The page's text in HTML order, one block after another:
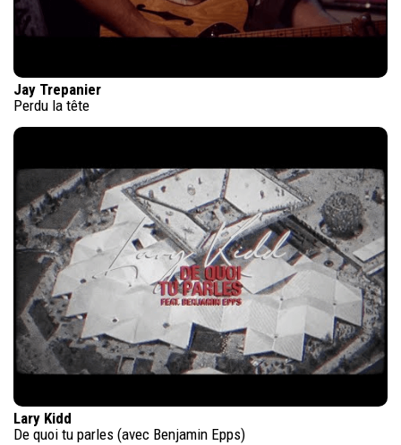
Jay Trepanier
Perdu la tête
Lary Kidd
De quoi tu parles (avec Benjamin Epps)